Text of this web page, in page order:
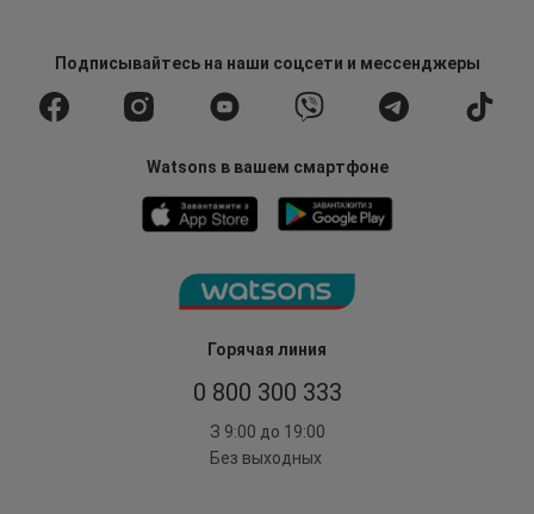
Горячая линия
0 800 300 333
З 9:00 до 19:00
Без выходных
Подписывайтесьна наши соцсети и мессенджеры
Watsons в вашем смартфоне